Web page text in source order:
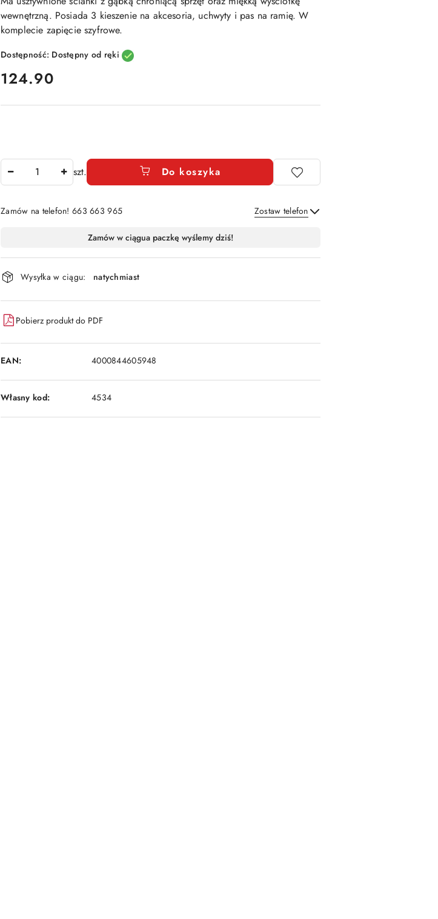
wewnętrzną. Posiada 3 kieszenie na akcesoria, uchwyty i pas na ramię. W
komplecie zapięcie szyfrowe.
Dostępność: Dostępny od ręki
cena:
124.90
szt. Do koszyka
Zamów na telefon! 663 663 965 Zostaw telefon
i
dostawa
Zamów w ciągua paczkę wyślemy dziś!
Wysyłka w ciągu: natychmiast
Pobierz produkt do PDF
EAN: 4000844605948
Własny kod: 4534